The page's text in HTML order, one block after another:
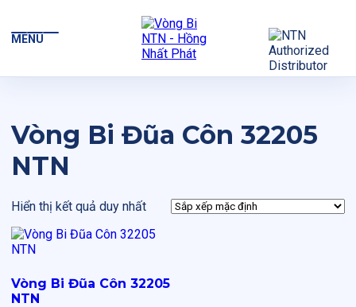
MENU
Vòng Bi Đũa Côn 32205
NTN
Hiển thị kết quả duy nhất
Vòng Bi Đũa Côn 32205
NTN